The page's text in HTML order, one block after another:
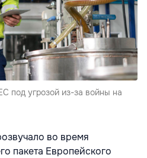
под угрозой из-за войны на
во время
пакета Европейского